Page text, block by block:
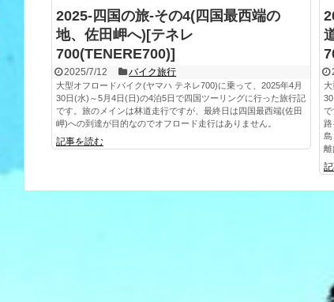
2025-四国の旅-その4(四国最西端の
地、佐田岬へ)[テネレ
700(TENERE700)]
2025/7/12 バイク旅行
大型オフロードバイク(ヤマハ テネレ700)に乗って、2025年4月
30日(水)～5月4日(日)の4泊5日で四国ツーリングに行った旅行記
です。旅のメインは林道走行ですが、最終日は四国最西端(佐田
岬)への到達が目的なのでオフロード走行はありません。
記事を読む
大
で
島
離